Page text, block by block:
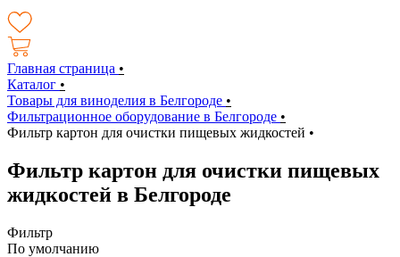
Главная страница •
Каталог •
Товары для виноделия в Белгороде •
Фильтрационное оборудование в Белгороде •
Фильтр картон для очистки пищевых жидкостей •
Фильтр картон для очистки пищевых
жидкостей в Белгороде
Фильтр
По умолчанию